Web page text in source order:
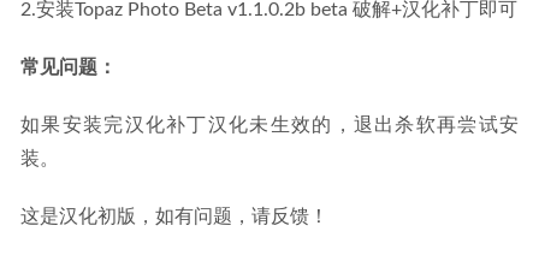
2.安装Topaz Photo Beta v1.1.0.2b beta 破解+汉化补丁即可
常见问题：
如果安装完汉化补丁汉化未生效的，退出杀软再尝试安
装。
这是汉化初版，如有问题，请反馈！